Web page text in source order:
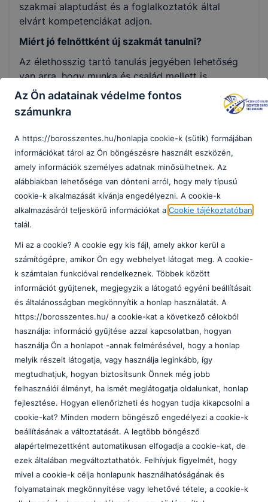
szakmai alaptudást és a foglalkoztatók által
elvárt kompetenciákat adjon.
Miért jó felnőttként új szakmát tanulni?
Az élethosszig tartó tanulás jegyében lehetőség
van arra, hogy munka és család mellett is
átképezzék vagy továbbképezzék magukat az
emberek. A szakképző intézménynek lehetősége
van arra, hogy a képzésre jelentkezők előzetes
tudását felmérje, korábban szerzett
munkatapasztalatait figyelembe vegye. Ez által
lényegesen hatékonyabb, differenciáltabb lehet a
képzés, és a képzési idő is jelentősen lerövidülhet.
A technikum kizárólag szakmai vizsgára
felkészítő képzéseire érettségi végzettséggel
lehet jelentkezni. A képzési idő főszabály
szerint 2 év, de a fent leírtak szerint rövidebb
is lehet. A képzés ágazati alapoktatásból és
szakirányú oktatásból áll. Utóbbi a képzésben
részt vevőt foglalkoztató vállalatnál is
történhet, munkaszerződése megfelelő
módosításával. A szakmai vizsga sikeres
teljesítésével államilag elismert
szakképzettséget igazoló oklevelet szerezhet
a tanuló, illetve a képzésben részt vevő.
Szakképző iskola:
Az Ön adatainak védelme fontos
számunkra
A https://borosszentes.hu/honlapja cookie-k (sütik) formájában
információkat tárol az Ön böngészésre használt eszközén,
amely információk személyes adatnak minősülhetnek. Az
alábbiakban lehetősége van dönteni arról, hogy mely típusú
cookie-k alkalmazását kívánja engedélyezni. A cookie-k
alkalmazásáról teljeskörű információkat a Cookie tájékoztatóban
talál.
Mi az a cookie? A cookie egy kis fájl, amely akkor kerül a
számítógépre, amikor Ön egy webhelyet látogat meg. A cookie-
k számtalan funkcióval rendelkeznek. Többek között
információt gyűjtenek, megjegyzik a látogató egyéni beállításait
és általánosságban megkönnyítik a honlap használatát. A
https://borosszentes.hu/ a cookie-kat a következő célokból
használja: információ gyűjtése azzal kapcsolatban, hogyan
használja Ön a honlapot -annak felmérésével, hogy a honlap
melyik részeit látogatja, vagy használja leginkább, így
megtudhatjuk, hogyan biztosítsunk Önnek még jobb
felhasználói élményt, ha ismét meglátogatja oldalunkat, honlap
fejlesztése. Hogyan ellenőrizheti és hogyan tudja kikapcsolni a
cookie-kat? Minden modern böngésző engedélyezi a cookie-k
beállításának a változtatását. A legtöbb böngésző
alapértelmezettként automatikusan elfogadja a cookie-kat, de
ezek általában megváltoztathatók. Felhívjuk figyelmét, hogy
mivel a cookie-k célja honlapunk használhatóságának és
folyamatainak megkönnyítése vagy lehetővé tétele, a cookie-k